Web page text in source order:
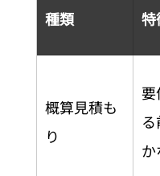
種類 特
概算見積も
り
要